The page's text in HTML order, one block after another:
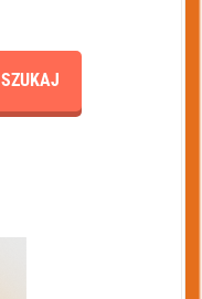
SZUKAJ